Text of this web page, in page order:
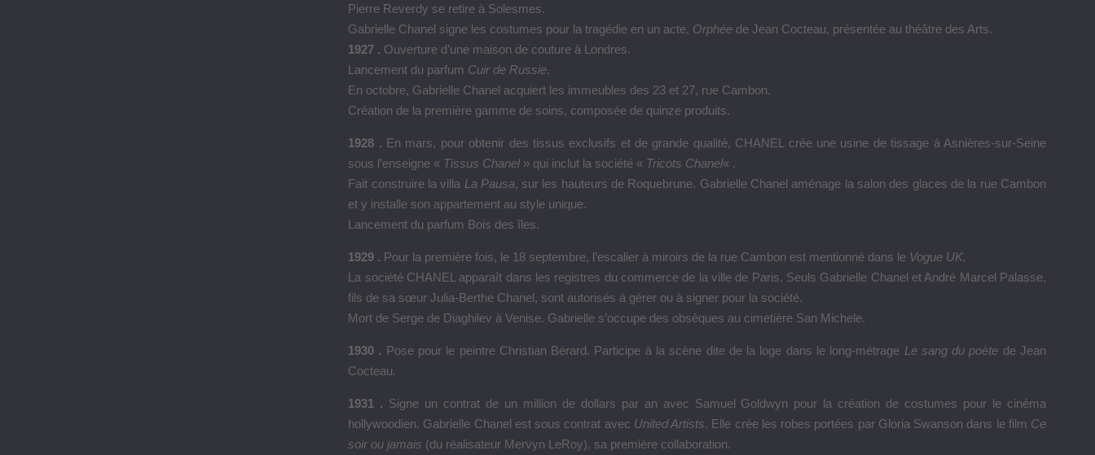
Pierre Reverdy se retire à Solesmes.
Gabrielle Chanel signe les costumes pour la tragédie en un acte, Orphée de Jean Cocteau, présentée au théâtre des Arts.
1927 . Ouverture d’une maison de couture à Londres.
Lancement du parfum Cuir de Russie.
En octobre, Gabrielle Chanel acquiert les immeubles des 23 et 27, rue Cambon.
Création de la première gamme de soins, composée de quinze produits.
1928 . En mars, pour obtenir des tissus exclusifs et de grande qualité, CHANEL crée une usine de tissage à Asnières-sur-Seine
sous l’enseigne « Tissus Chanel» qui inclut la société « Tricots Chanel« .
Fait construire la villa La Pausa, sur les hauteurs de Roquebrune. Gabrielle Chanel aménage la salon des glaces de la rue Cambon
et y installe son appartement au style unique.
Lancement du parfum Bois des îles.
1929 . Pour la première fois, le 18 septembre, l’escalier à miroirs de la rue Cambon est mentionné dans le Vogue UK.
La société CHANEL apparaît dans les registres du commerce de la ville de Paris. Seuls Gabrielle Chanel et André Marcel Palasse,
fils de sa sœur Julia-Berthe Chanel, sont autorisés à gérer ou à signer pour la société.
Mort de Serge de Diaghilev à Venise. Gabrielle s’occupe des obsèques au cimetière San Michele.
1930 . Pose pour le peintre Christian Bérard. Participe à la scène dite de la loge dans le long-métrage Le sang du poète de Jean
Cocteau.
1931 . Signe un contrat de un million de dollars par an avec Samuel Goldwyn pour la création de costumes pour le cinéma
hollywoodien. Gabrielle Chanel est sous contrat avec United Artists. Elle crée les robes portées par Gloria Swanson dans le film Ce
soir ou jamais (du réalisateur Mervyn LeRoy), sa première collaboration.